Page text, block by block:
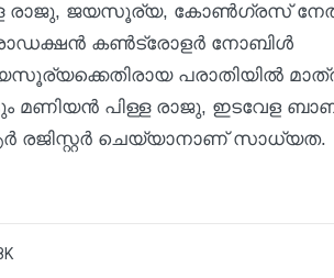
രാജു, ജയസൂര്യ, കോൺഗ്രസ്
കൺട്രോളർ നോബിൾ
പരാതിയിൽ
മണിയൻ പിള്ള രാജു, ഇടവേള
രജിസ്റ്റർ ചെയ്യാനാണ് സാധ്യത.